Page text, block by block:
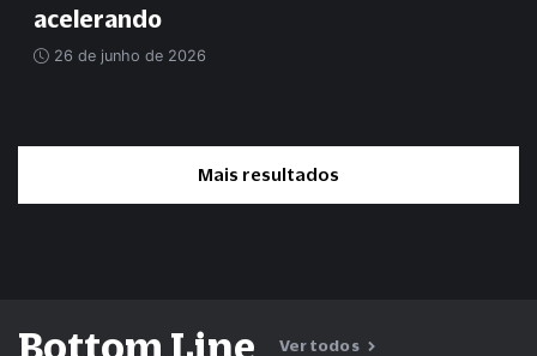
acelerando
26 de junho de 2026
Mais resultados
Bottom Line Ver todos